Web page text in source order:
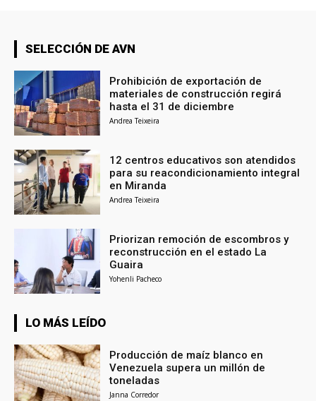
SELECCIÓN DE AVN
Prohibición de exportación de
materiales de construcción regirá
hasta el 31 de diciembre
Andrea Teixeira
12 centros educativos son atendidos
para su reacondicionamiento integral
en Miranda
Andrea Teixeira
Priorizan remoción de escombros y
reconstrucción en el estado La
Guaira
Yohenli Pacheco
LO MÁS LEÍDO
Producción de maíz blanco en
Venezuela supera un millón de
toneladas
Janna Corredor